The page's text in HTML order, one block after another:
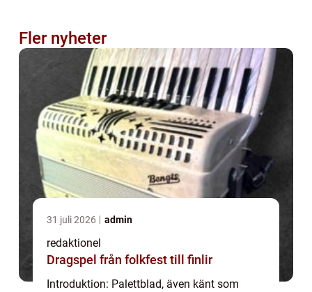
Fler nyheter
31 juli 2026 admin
redaktionel
Dragspel från folkfest till finlir
Introduktion: Palettblad, även känt som